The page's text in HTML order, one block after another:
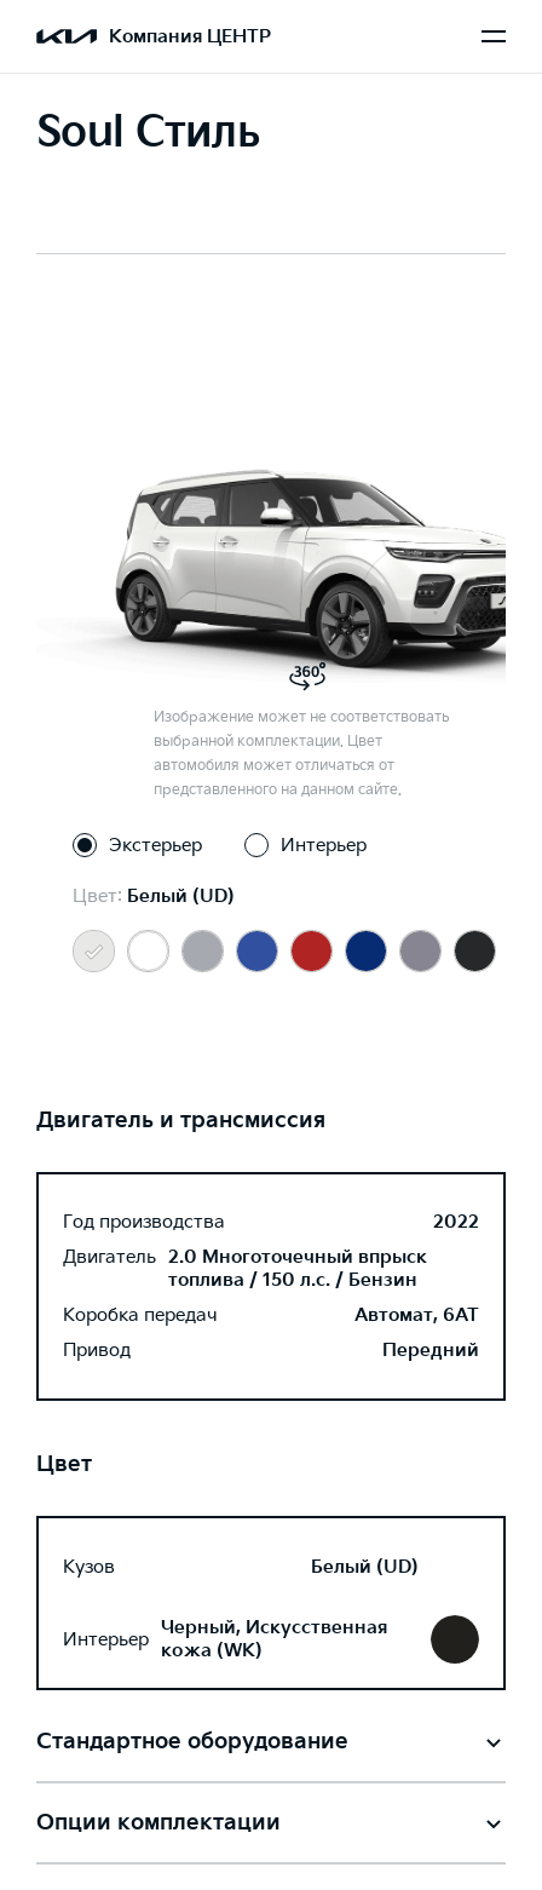
Компания ЦЕНТР
Soul Стиль
Изображение может не соответствовать
выбранной комплектации. Цвет
автомобиля может отличаться от
представленного на данном сайте.
Экстерьер Интерьер
Цвет: Белый (UD)
Двигатель и трансмиссия
Год производства
2022
Двигатель 2.0 Многоточечный впрыск
топлива / 150 л.с. / Бензин
Коробка передач
Автомат, 6AT
Привод
Передний
Цвет
Кузов Белый (UD)
Интерьер Черный, Искусственная
кожа (WK)
Стандартное оборудование
Опции комплектации